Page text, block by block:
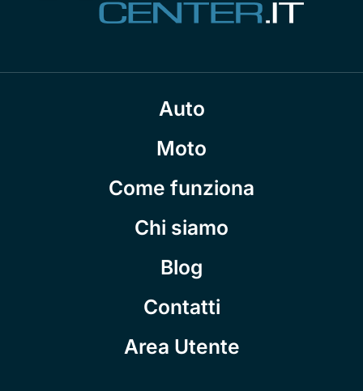
Auto
Moto
Come funziona
Chi siamo
Blog
Contatti
Area Utente